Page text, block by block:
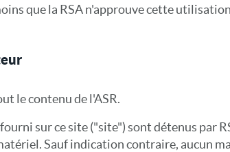
que la RSA n'approuve cette
le contenu de l'ASR.
sur ce site ("site") sont détenus par
Sauf indication contraire, aucun